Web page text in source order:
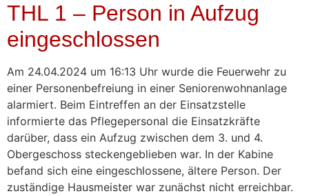
THL 1 – Person in Aufzug
eingeschlossen
Am 24.04.2024 um 16:13 Uhr wurde die Feuerwehr zu
einer Personenbefreiung in einer Seniorenwohnanlage
alarmiert. Beim Eintreffen an der Einsatzstelle
informierte das Pflegepersonal die Einsatzkräfte
darüber, dass ein Aufzug zwischen dem 3. und 4.
Obergeschoss steckengeblieben war. In der Kabine
befand sich eine eingeschlossene, ältere Person. Der
zuständige Hausmeister war zunächst nicht erreichbar.